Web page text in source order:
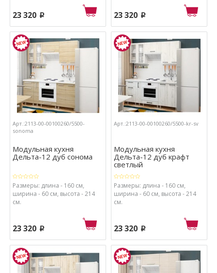
23 320 p 23 320 p
Арт.:2113-00-00100260/5500-
sonoma
Модульная кухня
Дельта-12 дуб сонома
Размеры: длина - 160 см,
ширина - 60 см, высота - 214
см.
23 320 p
Арт.:2113-00-00100260/5500-kr-sv
Модульная кухня
Дельта-12 дуб крафт
светлый
Размеры: длина - 160 см,
ширина - 60 см, высота - 214
см.
23 320 p